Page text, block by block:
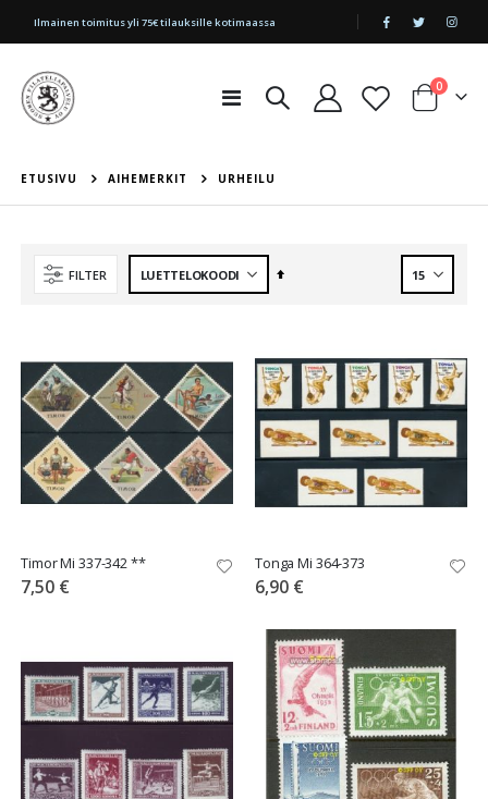
|
Ilmainen toimitus yli 75€ tilauksille kotimaassa
Toggle
Cart
0tuotetta
ETUSIVU AIHEMERKIT URHEILU
FILTER
Aseta
Timor Mi 337-342 **
7,50 €
Tonga Mi 364-373
6,90 €